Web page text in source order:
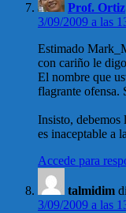
Prof. Ortiz
3/09/2009 a las
Estimado
con cariño le
El nombre que
flagrante ofensa.
Insisto, debemos
es inaceptable a
Accede para
talmidim
3/09/2009 a las